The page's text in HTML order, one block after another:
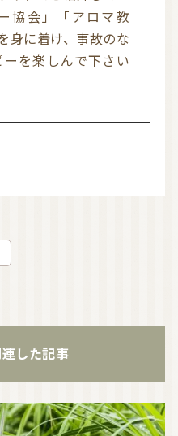
協会」「アロマ教
身に着け、事故のな
を楽しんで下さい
連した記事